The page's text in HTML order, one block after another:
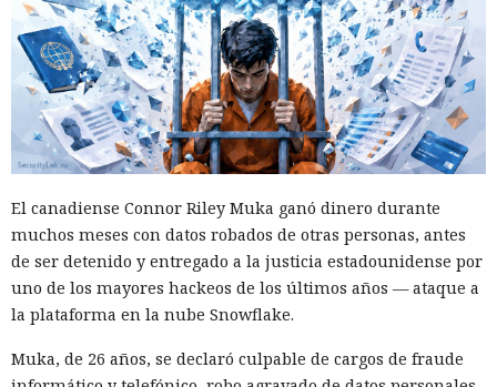
cada vez más en instrumentos de medidas de respuesta, y
no simplemente en participantes de la competencia de
mercado.
Era demasiado pronto para dar
por muerto a Next.js: la versión
16.3 pulveriza los récords de
rendimiento.
Ingenieros reducen en un 90% el consumo de memoria
RAM y aceleran la compilación 2,3 veces.
El canadiense Connor Riley Muka ganó dinero durante
muchos meses con datos robados de otras personas, antes
de ser detenido y entregado a la justicia estadounidense por
uno de los mayores hackeos de los últimos años — ataque a
la plataforma en la nube Snowflake.
Muka, de 26 años, se declaró culpable de cargos de fraude